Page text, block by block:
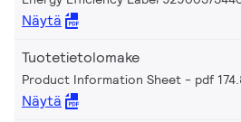
Näytä
Tuotetietolomake
Product Information Sheet pdf
Näytä